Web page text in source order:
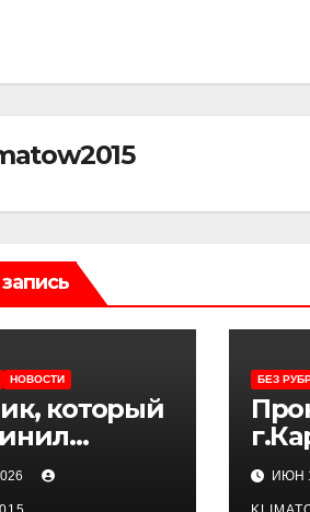
НОВОСТИ
который
Кавказ
БЕЗ
ИЮН